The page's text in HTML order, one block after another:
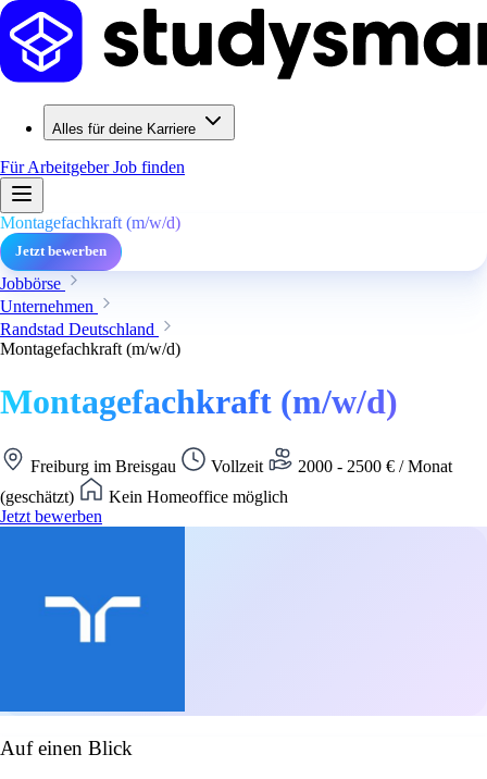
Alles für deine Karriere
Für ArbeitgeberJob finden
Montagefachkraft (m/w/d)
Jetzt bewerben
Jobbörse
Unternehmen
Randstad Deutschland
Montagefachkraft (m/w/d)
Montagefachkraft (m/w/d)
Freiburg im Breisgau Vollzeit
2000 - 2500 € / Monat
(geschätzt)
Kein Homeoffice möglich
Jetzt bewerben
Auf einen Blick